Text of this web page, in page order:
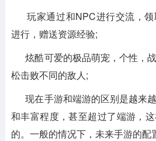
玩家通过和NPC进行交流，领
进行，赠送资源经验;
炫酷可爱的极品萌宠，个性，
松击败不同的敌人;
现在手游和端游的区别是越来
和丰富程度，甚至超过了端游，
的。一般的情况下，未来手游的配